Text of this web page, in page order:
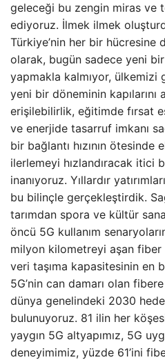
geleceği bu zengin miras ve
ediyoruz. İlmek ilmek
Türkiye’nin her bir hücresine
olarak, bugün sadece yeni
yapmakla kalmıyor, ülkemizi
yeni bir döneminin kapılarını
erişilebilirlik, eğitimde fırsat
ve enerjide tasarruf imkanı
bir bağlantı hızının
ilerlemeyi hızlandıracak itici
inanıyoruz. Yıllardır
bu bilinçle gerçekleştirdik.
tarımdan spora ve kültür
öncü 5G kullanım
milyon kilometreyi aşan fiber
veri taşıma kapasitesinin en
5G’nin can damarı olan
dünya genelindeki 2030
bulunuyoruz. 81 ilin her
yaygın 5G altyapımız, 5G
deneyimimiz, yüzde 61’ini